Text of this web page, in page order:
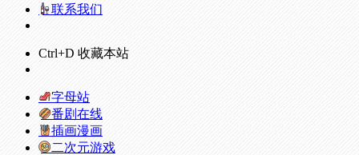
联系我们
Ctrl+D 收藏本站
字母站
番剧在线
插画漫画
二次元游戏